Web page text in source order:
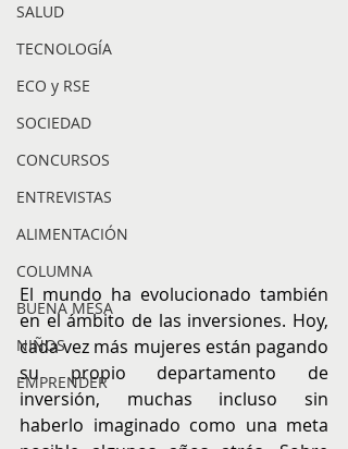
SALUD
TECNOLOGÍA
ECO y RSE
SOCIEDAD
CONCURSOS
ENTREVISTAS
ALIMENTACIÓN
COLUMNA
BUENA MESA
NIÑOS
EMPRENDER
El mundo ha evolucionado también
en el ámbito de las inversiones. Hoy,
cada vez más mujeres están pagando
su propio departamento de
inversión, muchas incluso sin
haberlo imaginado como una meta